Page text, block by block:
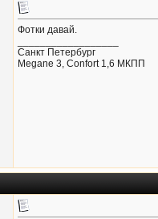
Фотки давай.
Санкт Петербург
Megane 3, Confort 1,6 МКПП